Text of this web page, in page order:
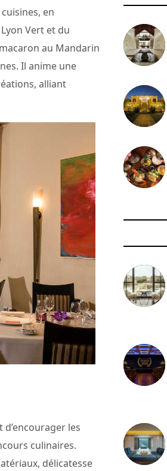
en
Vert et du
au Mandarin
Il anime une
alliant
d’encourager les
culinaires.
délicatesse